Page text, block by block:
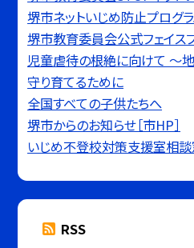
堺市ネットいじめ防止プログ
堺市教育委員会公式フェイス
児童虐待の根絶に向けて 〜
守り育てるために
全国すべての子供たちへ
堺市からのお知らせ［市HP］
いじめ不登校対策支援室相
RSS